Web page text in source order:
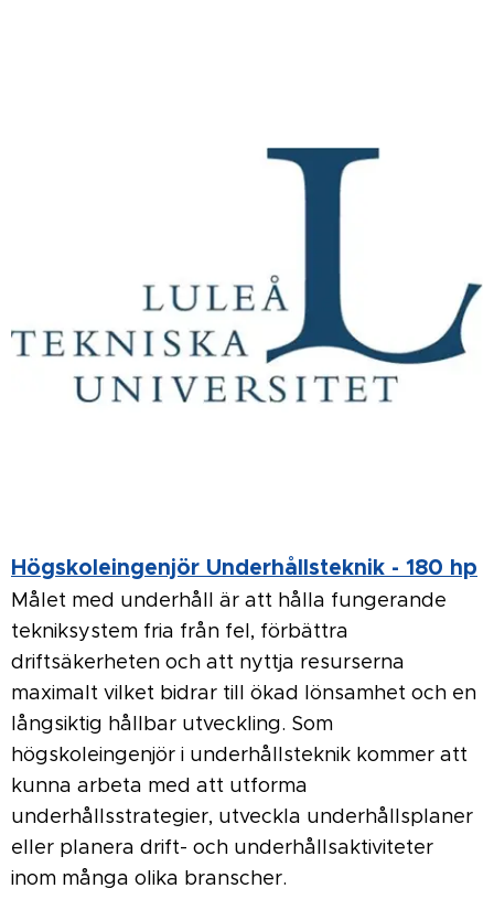
Högskoleingenjör Underhållsteknik - 180 hp
Målet med underhåll är att hålla fungerande
tekniksystem fria från fel, förbättra
driftsäkerheten och att nyttja resurserna
maximalt vilket bidrar till ökad lönsamhet och en
långsiktig hållbar utveckling. Som
högskoleingenjör i underhållsteknik kommer att
kunna arbeta med att utforma
underhållsstrategier, utveckla underhållsplaner
eller planera drift- och underhållsaktiviteter
inom många olika branscher.